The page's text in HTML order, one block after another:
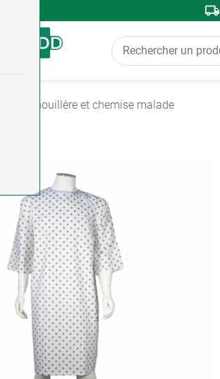
Grenouillère et chemise malade